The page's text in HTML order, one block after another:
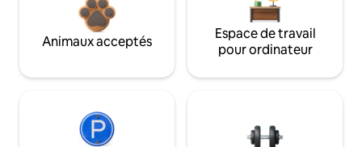
Animaux acceptés
Espace de travail
pour ordinateur